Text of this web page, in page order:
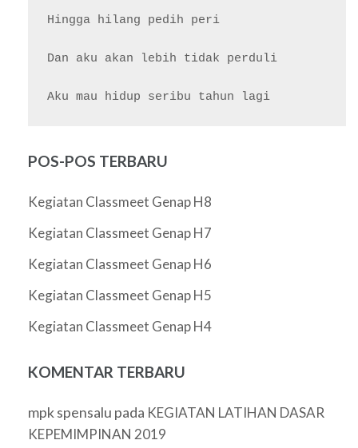
Hingga hilang pedih peri
Dan aku akan lebih tidak perduli
POS-POS TERBARU
Kegiatan Classmeet Genap H8
Kegiatan Classmeet Genap H7
Kegiatan Classmeet Genap H6
Kegiatan Classmeet Genap H5
Kegiatan Classmeet Genap H4
KOMENTAR TERBARU
mpk spensalu pada KEGIATAN LATIHAN DASAR
KEPEMIMPINAN 2019